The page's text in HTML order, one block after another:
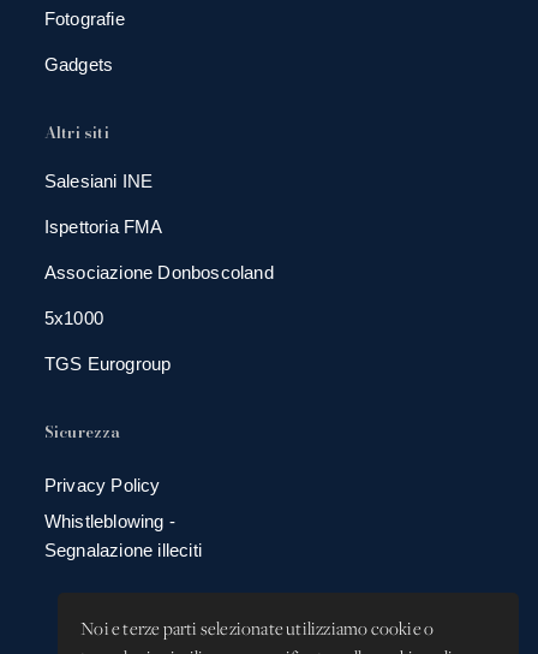
Noi e terze parti selezionate utilizziamo cookie o
Fotografie
Gadgets
Altri siti
Salesiani INE
Ispettoria FMA
Associazione Donboscoland
5x1000
TGS Eurogroup
Sicurezza
Privacy Policy
Whistleblowing -
Segnalazione illeciti